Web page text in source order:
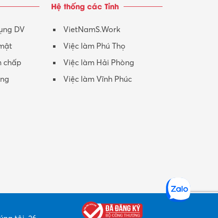
Nhân viên CSKH
Phục vụ khác
Promotion Girl (PG)
DV
chấp
Hệ thống các Tỉnh
VietNamS.Work
Việc làm Phú Thọ
Việc làm Hải Phòng
Việc làm Vĩnh Phúc